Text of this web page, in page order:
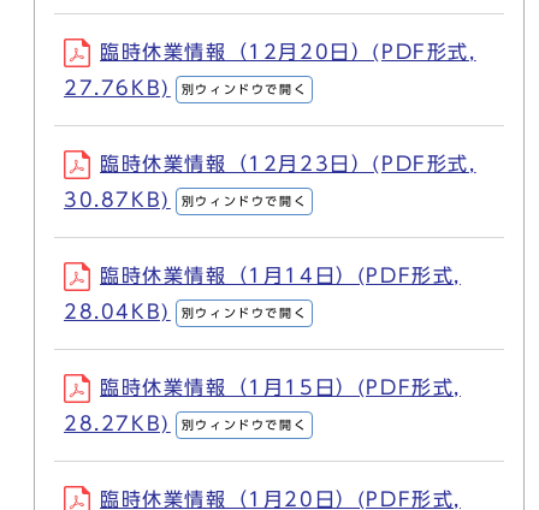
臨時休業情報（12月20日）(PDF形式,
27.76KB)
別ウィンドウで開く
臨時休業情報（12月23日）(PDF形式,
30.87KB)
別ウィンドウで開く
臨時休業情報（1月14日）(PDF形式,
28.04KB)
別ウィンドウで開く
臨時休業情報（1月15日）(PDF形式,
28.27KB)
別ウィンドウで開く
臨時休業情報（1月20日）(PDF形式,